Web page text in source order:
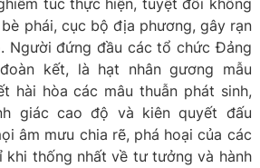
túc thực hiện, tuyệt đối không
phái, cục bộ địa phương, gây rạn
Người đứng đầu các tổ chức Đảng
kết, là hạt nhân gương mẫu
hài hòa các mâu thuẫn phát sinh,
giác cao độ và kiên quyết đấu
âm mưu chia rẽ, phá hoại của các
khi thống nhất về tư tưởng và hành